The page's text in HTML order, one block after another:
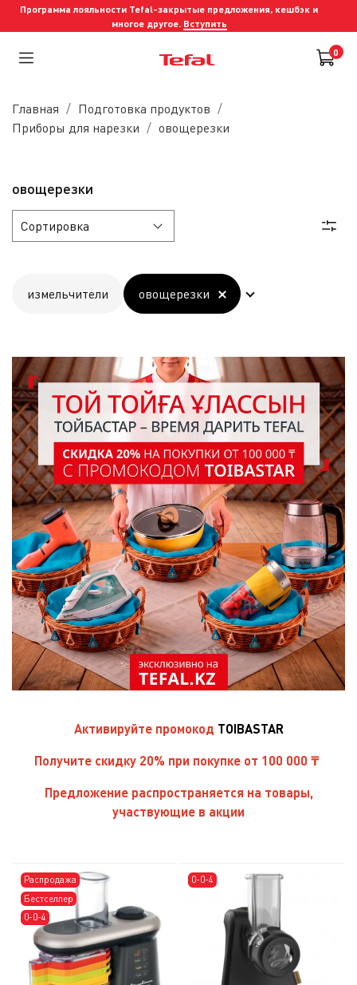
Программа лояльности Tefal-закрытые предложения, кешбэк и
многое другое. Вступить
0
Главная
Подготовка продуктов
Приборы для нарезки
овощерезки
овощерезки
измельчители овощерезки
Активируйте промокод TOIBASTAR
Получите скидку 20% при покупке от 100 000 ₸
Предложение распространяется на товары,
участвующие в акции
Распродажа
Бестселлер
0-0-4
0-0-4